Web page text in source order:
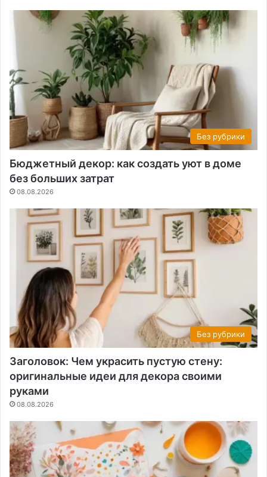
Без рубрики
Бюджетный декор: как создать уют в доме
без больших затрат
08.08.2026
Без рубрики
Заголовок: Чем украсить пустую стену:
оригинальные идеи для декора своими
руками
08.08.2026